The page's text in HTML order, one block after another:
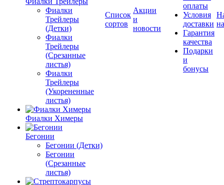
Фиалки
Трейлеры
(Детки)
Фиалки
Трейлеры
(Срезанные
листья)
Фиалки
Трейлеры
(Укорененные
листья)
Фиалки Химеры
Бегонии
Бегонии (Детки)
Бегонии
(Срезанные
листья)
Список
сортов
Акции
и
новости
оплаты
Условия
доставки
Гарантия
качества
Подарки
и
бонусы